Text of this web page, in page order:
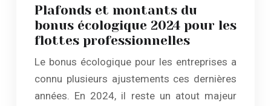
Plafonds et montants du
bonus écologique 2024 pour les
flottes professionnelles
Le bonus écologique pour les entreprises a
connu plusieurs ajustements ces dernières
années. En 2024, il reste un atout majeur